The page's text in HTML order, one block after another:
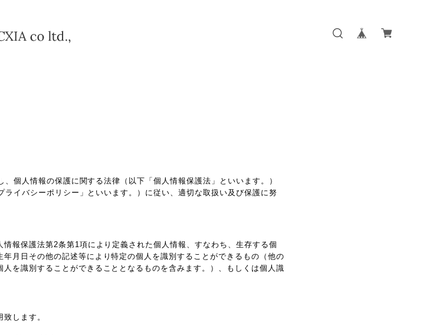
個人情報の保護に関する法律（以下「個人情報保護法」といいます。）
イバシーポリシー」といいます。）に従い、適切な取扱い及び保護に努
報保護法第2条第1項により定義された個人情報、すなわち、生存する個
月日その他の記述等により特定の個人を識別することができるもの（他の
を識別することができることとなるものを含みます。）、もしくは個人識
します。